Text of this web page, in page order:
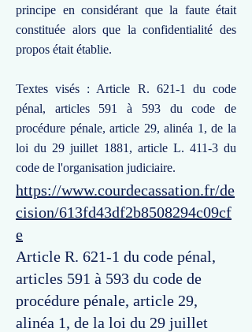
principe en considérant que la faute était
constituée alors que la confidentialité des
propos était établie.
Textes visés : Article R. 621-1 du code
pénal, articles 591 à 593 du code de
procédure pénale, article 29, alinéa 1, de la
loi du 29 juillet 1881, article L. 411-3 du
code de l'organisation judiciaire.
https://www.courdecassation.fr/de
cision/613fd43df2b8508294c09cf
e
Article R. 621-1 du code pénal,
articles 591 à 593 du code de
procédure pénale, article 29,
alinéa 1, de la loi du 29 juillet